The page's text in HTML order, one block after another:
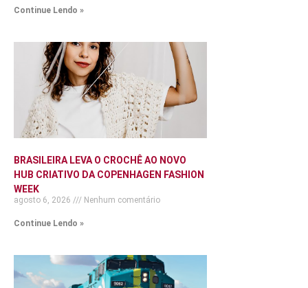
Continue Lendo »
BRASILEIRA LEVA O CROCHÊ AO NOVO
HUB CRIATIVO DA COPENHAGEN FASHION
WEEK
agosto 6, 2026 Nenhum comentário
Continue Lendo »